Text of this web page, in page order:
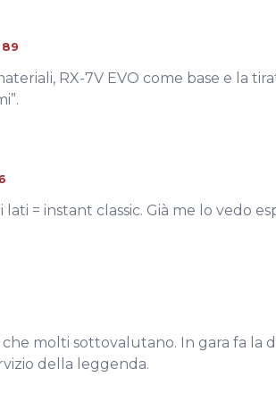
89
RX-7V EVO come base e la
= instant classic. Già me lo vedo
che molti sottovalutano. In gara fa la
della leggenda.